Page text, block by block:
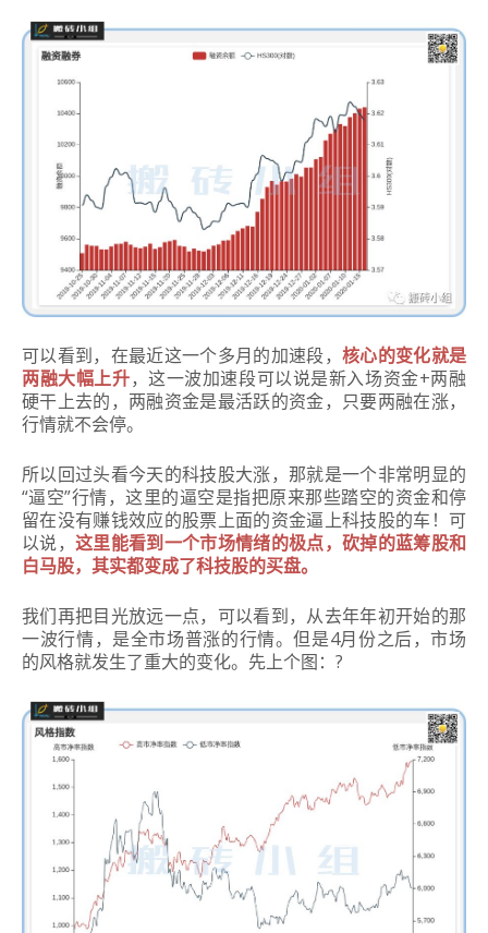
可以看到，在最近这一个多月的加速段， 核心的变化就是
两融大幅上升，这一波加速段可以说是新入场资金+两融
硬干上去的，两融资金是最活跃的资金，只要两融在涨，
行情就不会停。
所以回过头看今天的科技股大涨，那就是一个非常明显的
“逼空”行情，这里的逼空是指把原来那些踏空的资金和停
留在没有赚钱效应的股票上面的资金逼上科技股的车！可
以说， 这里能看到一个市场情绪的极点，砍掉的蓝筹股和
白马股，其实都变成了科技股的买盘。
我们再把目光放远一点，可以看到，从去年年初开始的那
一波行情，是全市场普涨的行情。但是4月份之后，市场
的风格就发生了重大的变化。先上个图：?